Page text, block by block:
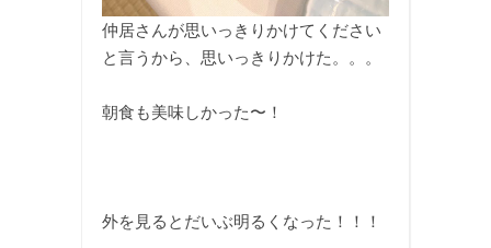
仲居さんが思いっきりかけてください
と言うから、思いっきりかけた。。。
朝食も美味しかった〜！
外を見るとだいぶ明るくなった！！！